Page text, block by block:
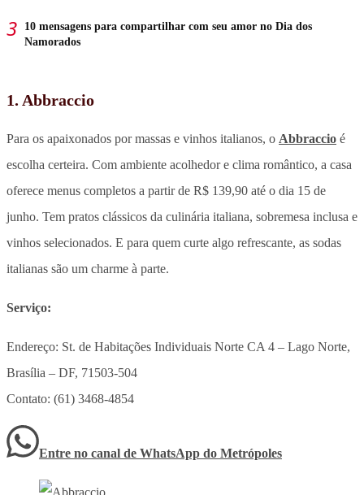
10 mensagens para compartilhar com seu amor no Dia dos
Namorados
1. Abbraccio
Para os apaixonados por massas e vinhos italianos, o Abbraccio é
escolha certeira. Com ambiente acolhedor e clima romântico, a casa
oferece menus completos a partir de R$ 139,90 até o dia 15 de
junho. Tem pratos clássicos da culinária italiana, sobremesa inclusa e
vinhos selecionados. E para quem curte algo refrescante, as sodas
italianas são um charme à parte.
Serviço:
Endereço: St. de Habitações Individuais Norte CA 4 – Lago Norte,
Brasília – DF, 71503-504
Contato: (61) 3468-4854
Entre no canal de WhatsApp do Metrópoles